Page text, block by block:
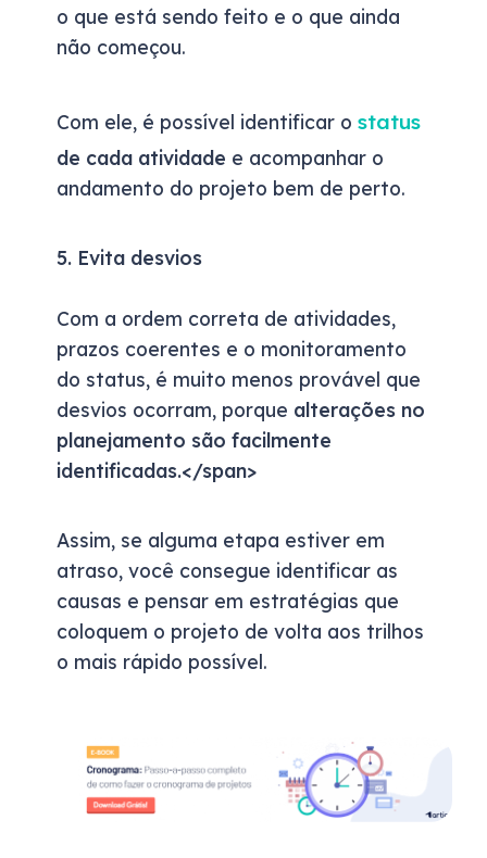
o que está sendo feito e o que ainda
não começou.
Com ele, é possível identificar o status
de cada atividade e acompanhar o
andamento do projeto bem de perto.
5. Evita desvios
Com a ordem correta de atividades,
prazos coerentes e o monitoramento
do status, é muito menos provável que
desvios ocorram, porque alterações no
planejamento são facilmente
identificadas.</span>
Assim, se alguma etapa estiver em
atraso, você consegue identificar as
causas e pensar em estratégias que
coloquem o projeto de volta aos trilhos
o mais rápido possível.